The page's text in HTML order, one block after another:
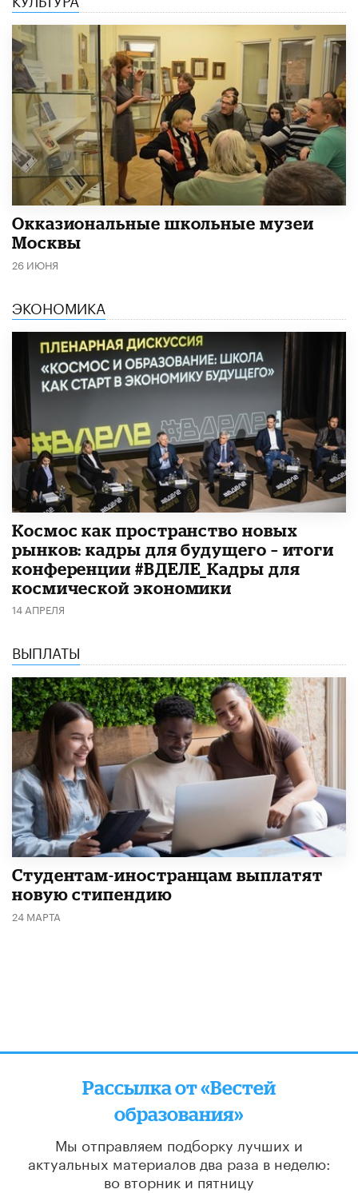
​Окказиональные школьные музеи
Москвы
26 ИЮНЯ
ЭКОНОМИКА
Космос как пространство новых
рынков: кадры для будущего – итоги
конференции #ВДЕЛЕ_Кадры для
космической экономики
14 АПРЕЛЯ
ВЫПЛАТЫ
Студентам-иностранцам выплатят
новую стипендию
24 МАРТА
Рассылка от «Вестей
образования»
Мы отправляем подборку лучших и
актуальных материалов два раза в неделю:
во вторник и пятницу